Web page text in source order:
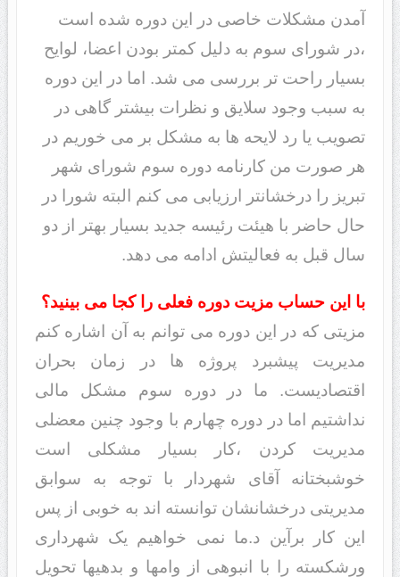
آمدن مشکلات خاصی در این دوره شده است
،در شورای سوم به دلیل کمتر بودن اعضا، لوایح
بسیار راحت تر بررسی می شد. اما در این دوره
به سبب وجود سلایق و نظرات بیشتر گاهی در
تصویب یا رد لایحه ها به مشکل بر می خوریم در
هر صورت من کارنامه دوره سوم شورای شهر
تبریز را درخشانتر ارزیابی می کنم البته شورا در
حال حاضر با هیئت رئیسه جدید بسیار بهتر از دو
سال قبل به فعالیتش ادامه می دهد.
با این حساب مزیت دوره فعلی را کجا می بینید؟
مزیتی که در این دوره می توانم به آن اشاره کنم
مدیریت پیشبرد پروژه ها در زمان بحران
اقتصادیست. ما در دوره سوم مشکل مالی
نداشتیم اما در دوره چهارم با وجود چنین معضلی
مدیریت کردن ،کار بسیار مشکلی است
خوشبختانه آقای شهردار با توجه به سوابق
مدیریتی درخشانشان توانسته اند به خوبی از پس
این کار برآین د.ما نمی خواهیم یک شهرداری
ورشکسته را با انبوهی از وامها و بدهیها تحویل